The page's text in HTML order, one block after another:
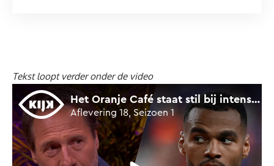
Tekst loopt verder onder de video